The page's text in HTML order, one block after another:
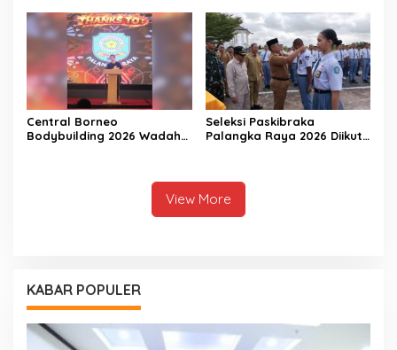
Central Borneo
Bodybuilding 2026 Wadah
Seleksi Paskibraka
Palangka Raya 2026 Diikuti
View More
KABAR POPULER